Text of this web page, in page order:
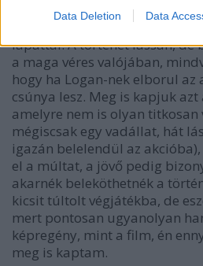
Data Deletion Data
oldalába tömöríteni, amikor
hová fokozni a darkságot,
lapáttal. A történet lassan, de
a maga véres valójában,
hogy ha Logan-nek elborul az
csúnya lesz. Meg is kapjuk
amelyre nem is olyan titkosan
mégiscsak egy vadállat, hát
igazán belelendül az
el a múltat, a jövő pedig
akarnék beleköthetnék a
kicsit túltolt végjátékba, de
mert pontosan ugyanolyan
képregény, mint a film, én
meg is kaptam.